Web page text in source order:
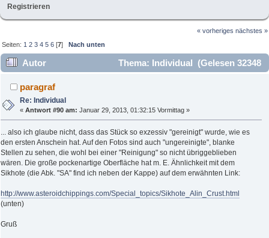
Registrieren
« vorheriges nächstes »
Seiten: 1 2 3 4 5 6 [7]Nach unten
Autor
Thema: Individual (Gelesen 32348
mal)
paragraf
Re: Individual
«Antwort #90 am: Januar 29, 2013, 01:32:15 Vormittag »
... also ich glaube nicht, dass das Stück so exzessiv "gereinigt" wurde, wie es
den ersten Anschein hat. Auf den Fotos sind auch "ungereinigte", blanke
Stellen zu sehen, die wohl bei einer "Reinigung" so nicht übriggeblieben
wären. Die große pockenartige Oberfläche hat m. E. Ähnlichkeit mit dem
Sikhote (die Abk. "SA" find ich neben der Kappe) auf dem erwähnten Link:
http://www.asteroidchippings.com/Special_topics/Sikhote_Alin_Crust.html
(unten)
Gruß